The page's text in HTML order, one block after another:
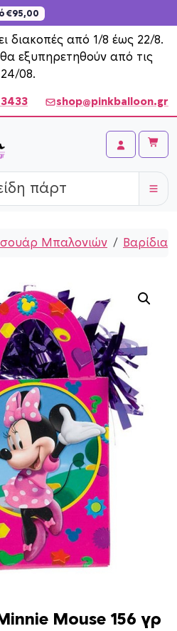
€95,00
διακοπές από 1/8 έως 22/8.
εξυπηρετηθούν από τις
24/08.
3433 shop@pinkballoon.gr
Account
Cart
Μπαλονιών Βαρίδια
Mouse 156 γρ